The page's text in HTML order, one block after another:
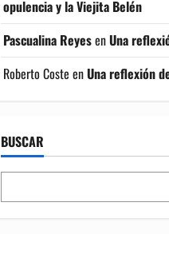
opulencia y la Viejita Belén
Pascualina ReyesenUna
Roberto Coste enUna reflexión
BUSCAR